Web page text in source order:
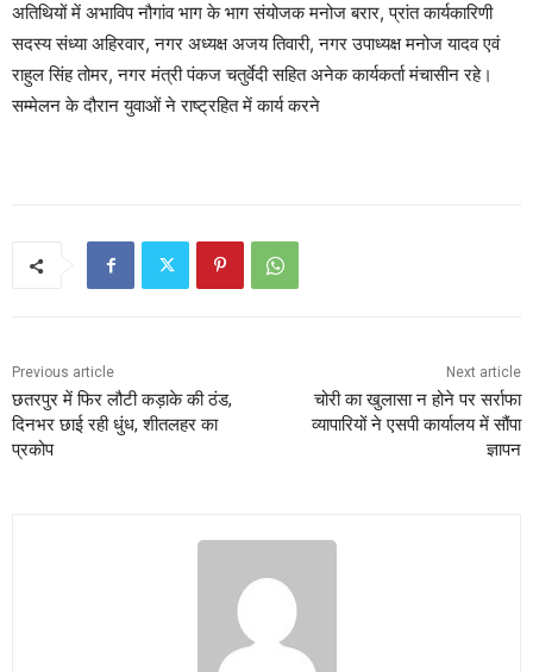
अतिथियों में अभाविप नौगांव भाग के भाग संयोजक मनोज बरार, प्रांत कार्यकारिणी
सदस्य संध्या अहिरवार, नगर अध्यक्ष अजय तिवारी, नगर उपाध्यक्ष मनोज यादव एवं
राहुल सिंह तोमर, नगर मंत्री पंकज चतुर्वेदी सहित अनेक कार्यकर्ता मंचासीन रहे।
सम्मेलन के दौरान युवाओं ने राष्ट्रहित में कार्य करने
Previous article
छतरपुर में फिर लौटी कड़ाके की ठंड,
दिनभर छाई रही धुंध, शीतलहर का
प्रकोप
Next article
चोरी का खुलासा न होने पर सर्राफा
व्यापारियों ने एसपी कार्यालय में सौंपा
ज्ञापन